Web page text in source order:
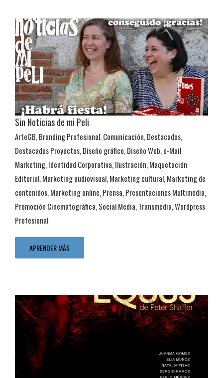
Transmedia
ArteGB Branding Profesional Comunicación Destacados
Destacados Proyectos Diseño gráfico Diseño Web e-Mail Marketing
Identidad Corporativa Ilustración Maquetación Editorial
Marketing
online Prensa Presentaciones Multimedia Promoción
Cinematográfica Social Media Transmedia Wordpress Profesional
Sin Noticias de mi Peli
ArteGB, Branding Profesional, Comunicación, Destacados,
Destacados Proyectos, Diseño gráfico, Diseño Web, e-Mail
Marketing, Identidad Corporativa, Ilustración, Maquetación
Editorial, Marketing audiovisual, Marketing cultural, Marketing de
contenidos, Marketing online, Prensa, Presentaciones Multimedia,
Promoción Cinematográfica, Social Media, Transmedia,Wordpress
Profesional
APRENDER MÁS